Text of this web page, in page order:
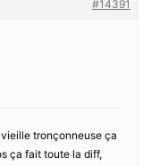
#14391
vieille tronçonneuse ça
ça fait toute la diff,